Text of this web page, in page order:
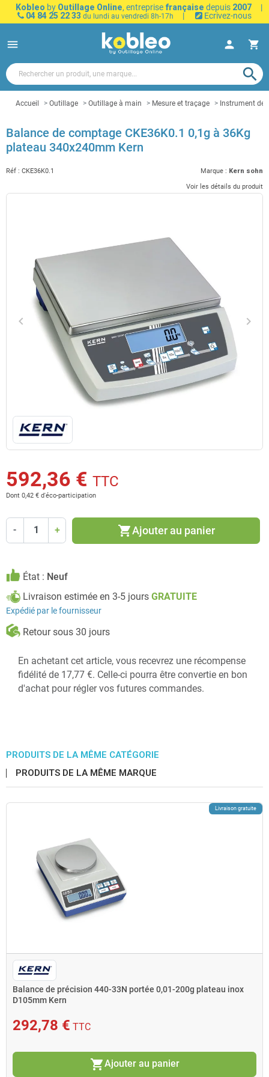
Kobleo by Outillage Online, entreprise française depuis 2007
|
04 84 25 22 33 du lundi au vendredi 8h-17h | Ecrivez-nous
menu person shopping_cart
search
Accueil Outillage Outillage à main Mesure et traçage Instrument de
Balance de comptage CKE36K0.1 0,1g à 36Kg
plateau 340x240mm Kern
Réf : CKE36K0.1 Marque : Kern sohn
Voir les détails du produit
Précédent
keyboard_arrow_left keyboard_arrow_right
592,36 € TTC
Dont 0,42 € d'éco-participation
- + shopping_cartAjouter au panier
État : Neuf
Livraison estimée en 3-5 jours GRATUITE
Expédié par le fournisseur
Retour sous 30 jours
En achetant cet article, vous recevrez une récompense
fidélité de 17,77 €. Celle-ci pourra être convertie en bon
d'achat pour régler vos futures commandes.
PRODUITS DE LA MÊME CATÉGORIE
PRODUITS DE LA MÊME MARQUE
Livraison gratuite
Balance de précision 440-33N portée 0,01-200g plateau inox
D105mm Kern
292,78 € TTC
shopping_cartAjouter au panier